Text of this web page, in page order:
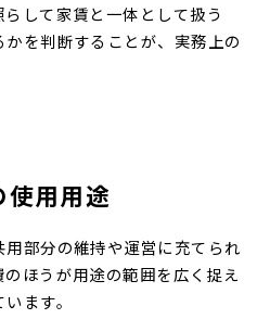
して家賃と一体として扱う
を判断することが、実務上の
使用用途
部分の維持や運営に充てられ
ほうが用途の範囲を広く捉え
ます。